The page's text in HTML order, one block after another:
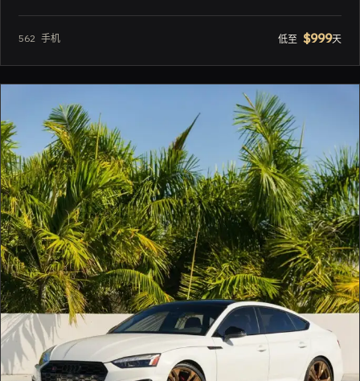
562 手机 低至 $999天